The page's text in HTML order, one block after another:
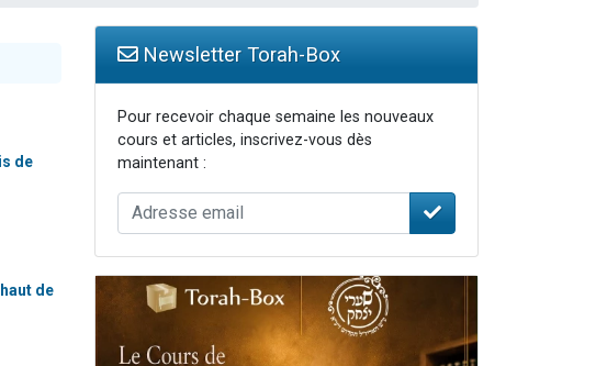
de
de
Newsletter Torah-Box
Pour recevoir chaque semaine les nouveaux
cours et articles, inscrivez-vous dès
maintenant :